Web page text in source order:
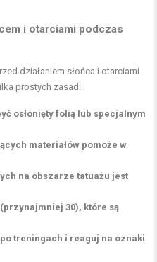
i otarciami podczas
działaniem słońca i otarciami
prostych zasad:
osłonięty folią lub specjalnym
materiałów pomoże w
na obszarze tatuażu jest
30), które są
treningach i reaguj na oznaki